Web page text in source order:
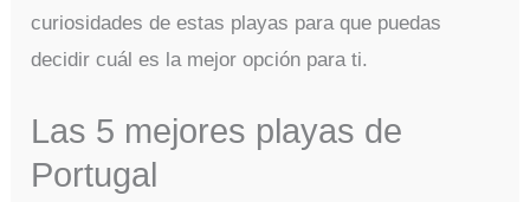
curiosidades de estas playas para que puedas
decidir cuál es la mejor opción para ti.
Las 5 mejores playas de
Portugal